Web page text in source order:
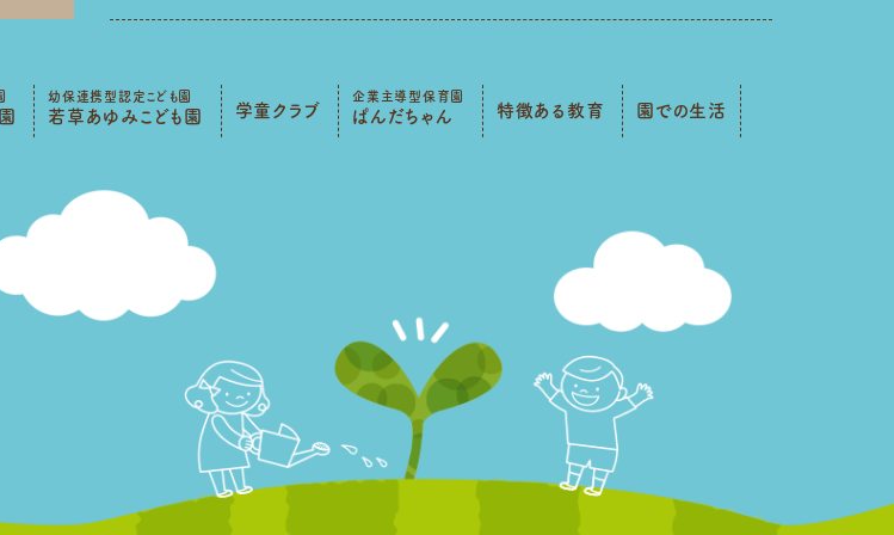
幼保連携型認定こども園
若草あゆみこども園 学童クラブ
企業主導型保育園
ぱんだちゃん 特徴ある教育 園での生活